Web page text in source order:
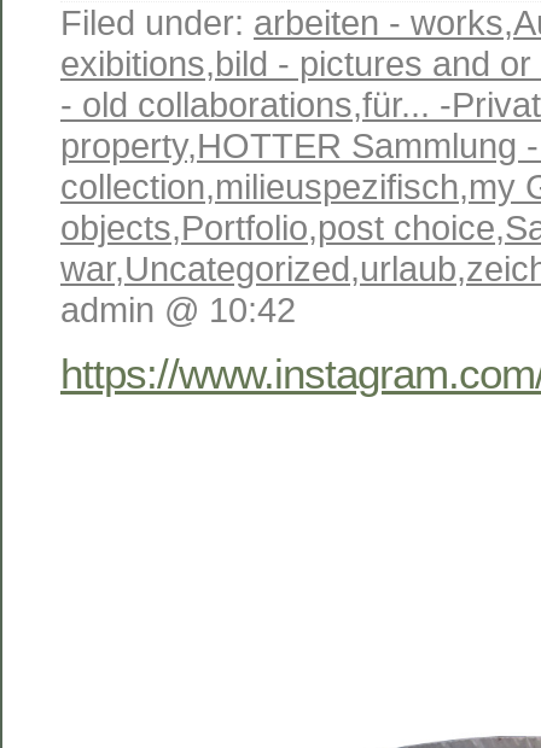
Filed under: arbeiten - works,
exibitions,bild - pictures and
- old collaborations,für... -
property,HOTTER Sammlung
collection,milieuspezifisch,my
objects,Portfolio,post choice,
war,Uncategorized,urlaub,
admin @ 10:42
https://